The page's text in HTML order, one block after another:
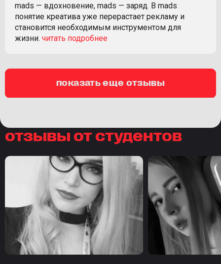
mads — вдохновение, mads — заряд. В mads
понятие креатива уже перерастает рекламу и
становится необходимым инструментом для
жизни.
показать еще отзывы
отзывы от студентов